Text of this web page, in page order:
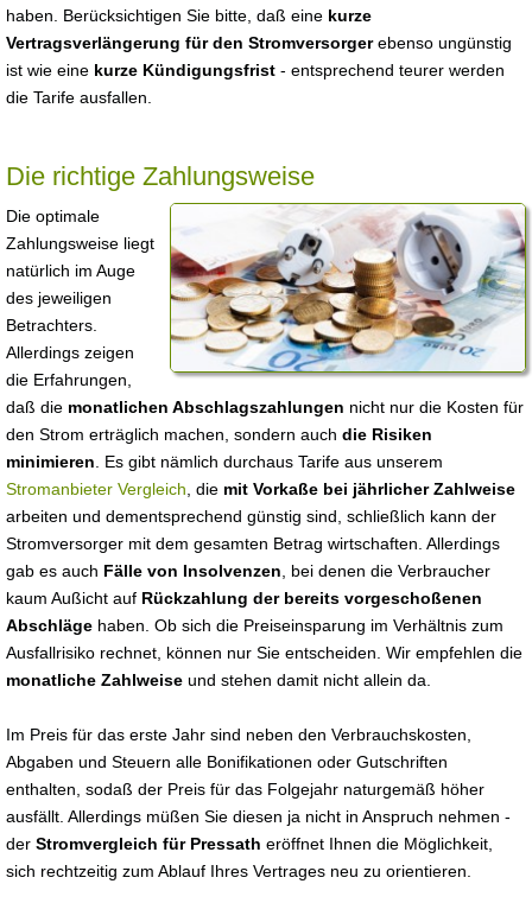
haben. Berücksichtigen Sie bitte, daß eine kurze
Vertragsverlängerung für den Stromversorgerebenso ungünstig
ist wie eine kurze Kündigungsfrist - entsprechend teurer werden
die Tarife ausfallen.
Die richtige Zahlungsweise
Die optimale
Zahlungsweise liegt
natürlich im Auge
des jeweiligen
Betrachters.
Allerdings zeigen
die Erfahrungen,
daß die monatlichen Abschlagszahlungen nicht nur die Kosten für
den Strom erträglich machen, sondern auch die Risiken
minimieren . Es gibt nämlich durchaus Tarife aus unserem
Stromanbieter Vergleich , die mit Vorkaße bei jährlicher Zahlweise
arbeiten und dementsprechend günstig sind, schließlich kann der
Stromversorger mit dem gesamten Betrag wirtschaften. Allerdings
gab es auch Fälle von Insolvenzen , bei denen die Verbraucher
kaum Außicht auf Rückzahlung der bereits vorgeschoßenen
Abschläge haben. Ob sich die Preiseinsparung im Verhältnis zum
Ausfallrisiko rechnet, können nur Sie entscheiden. Wir empfehlen die
monatliche Zahlweise und stehen damit nicht allein da.
Im Preis für das erste Jahr sind neben den Verbrauchskosten,
Abgaben und Steuern alle Bonifikationen oder Gutschriften
enthalten, sodaß der Preis für das Folgejahr naturgemäß höher
ausfällt. Allerdings müßen Sie diesen ja nicht in Anspruch nehmen -
der Stromvergleich für Pressath eröffnet Ihnen die Möglichkeit,
sich rechtzeitig zum Ablauf Ihres Vertrages neu zu orientieren.